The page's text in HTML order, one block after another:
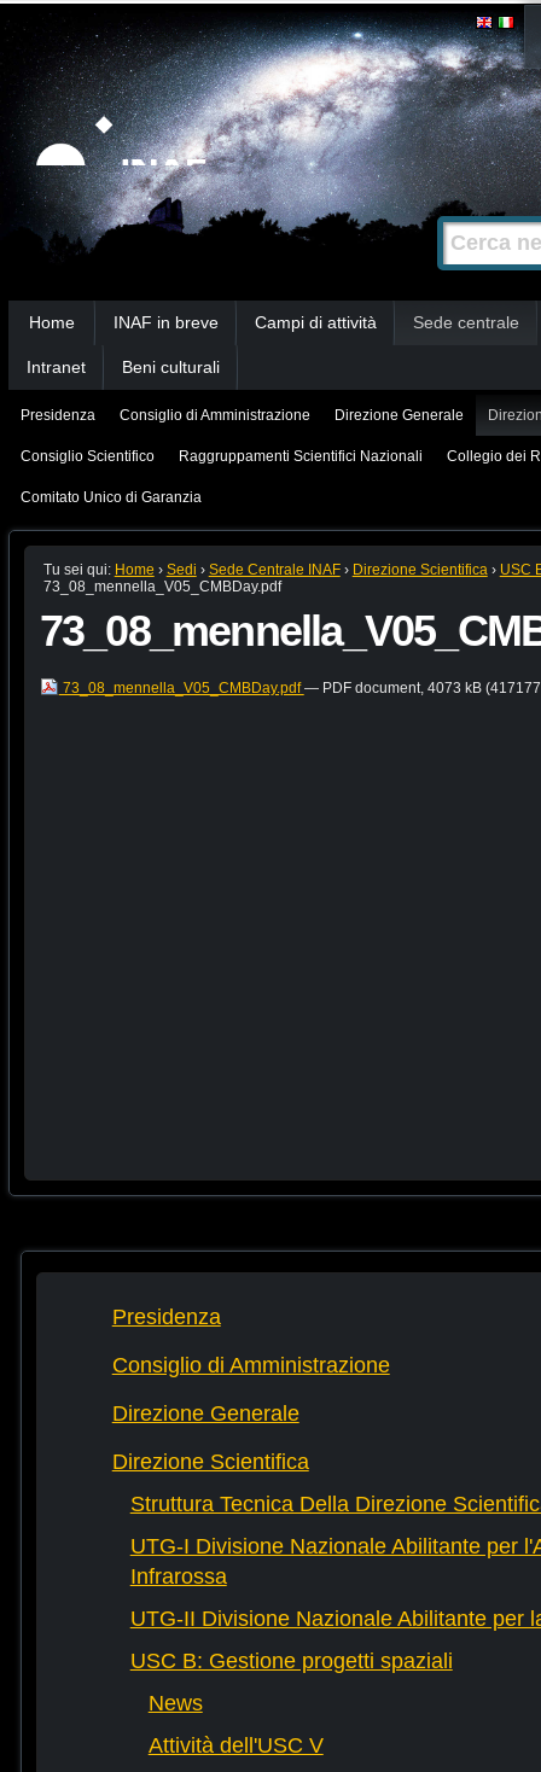
Strumenti
personali
Salta
contenuti.
|
Salta
alla
navigazione
Cerca nel
Ricerca
avanzata…
Home INAF in breve Campi di attività Sede centrale
Intranet Beni culturali
Presidenza Consiglio di Amministrazione Direzione Generale
Consiglio Scientifico Raggruppamenti Scientifici Nazionali Collegio dei
Comitato Unico di Garanzia
Tu sei qui: Home › Sedi › Sede Centrale INAF › Direzione Scientifica › USC
73_08_mennella_V05_CMBDay.pdf
73_08_mennella_V05_CMBDay.pdf— PDF document, 4073 kB
Presidenza
Consiglio di Amministrazione
Direzione Generale
Direzione Scientifica
Struttura Tecnica Della Direzione
UTG-I Divisione Nazionale Abilitante per
Infrarossa
UTG-II Divisione Nazionale Abilitante per
USC B: Gestione progetti spaziali
News
Attività dell'USC V